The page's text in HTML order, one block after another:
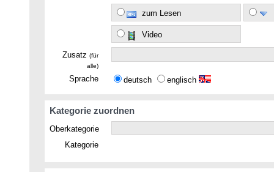
zum Lesen
Video
Zusatz (für
alle)
Sprache deutsch englisch
Kategorie zuordnen
Oberkategorie
Kategorie